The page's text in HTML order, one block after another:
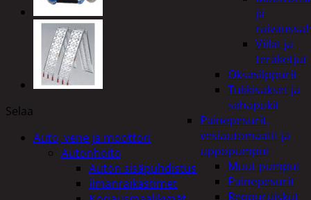
ja
Viilat ja
teräketjut
Oksasilppurit
Tukkisakset ja
sahapukit
Painepesurit,
vesiautomaatit ja
uppopumput
Muut pumput
Painepesurit
Reppuruiskut
Selaa
Auto, vene ja moottori
Autonhoito
Auton sisäpuhdistus
ilmanraikastimet